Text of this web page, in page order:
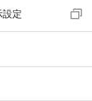
設定